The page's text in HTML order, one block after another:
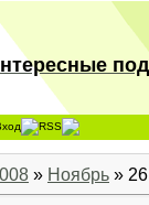
RSS
» Ноябрь » 26